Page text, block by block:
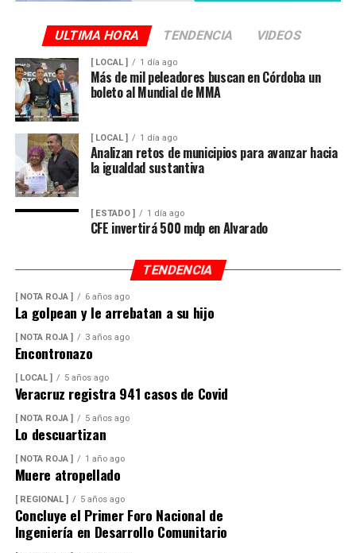
ULTIMA HORA TENDENCIA VIDEOS
[ LOCAL ] 1 día ago
Más de mil peleadores buscan en Córdoba un
boleto al Mundial de MMA
[ LOCAL ] 1 día ago
Analizan retos de municipios para avanzar hacia
la igualdad sustantiva
[ ESTADO ] 1 día ago
CFE invertirá 500 mdp en Alvarado
TENDENCIA
[ NOTA ROJA ] 6 años ago
La golpean y le arrebatan a su hijo
[ NOTA ROJA ] 3 años ago
Encontronazo
[ LOCAL ] 5 años ago
Veracruz registra 941 casos de Covid
[ NOTA ROJA ] 5 años ago
Lo descuartizan
[ NOTA ROJA ] 1 año ago
Muere atropellado
[ REGIONAL ] 5 años ago
Concluye el Primer Foro Nacional de
Ingeniería en Desarrollo Comunitario